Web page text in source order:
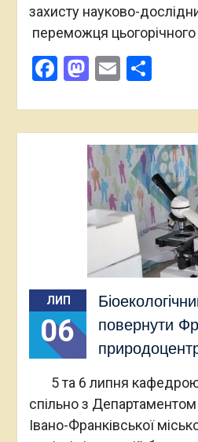
захисту науково-
переможця цьогорічного
Facebook
Mastodon
Email
ЛИП
06
повернути
5 та 6 липня кафедрою
спільно з Департаментом
Івано-Франківської